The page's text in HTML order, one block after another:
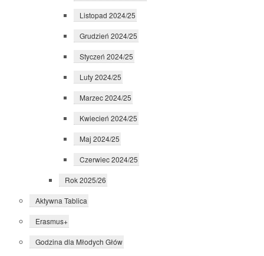
Listopad 2024/25
Grudzień 2024/25
Styczeń 2024/25
Luty 2024/25
Marzec 2024/25
Kwiecień 2024/25
Maj 2024/25
Czerwiec 2024/25
Rok 2025/26
Aktywna Tablica
Erasmus+
Godzina dla Młodych Głów